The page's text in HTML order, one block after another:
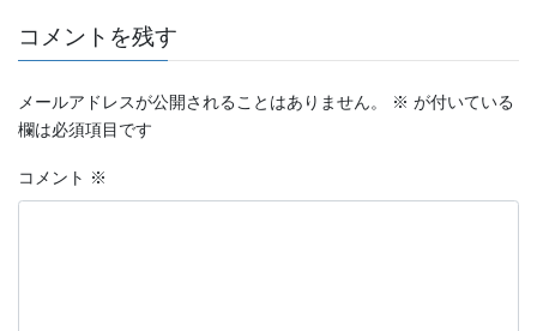
コメントを残す
メールアドレスが公開されることはありません。 ※ が付いている
欄は必須項目です
コメント ※